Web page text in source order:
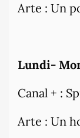
Arte : Un
Lundi-
Canal + :
Arte : Un